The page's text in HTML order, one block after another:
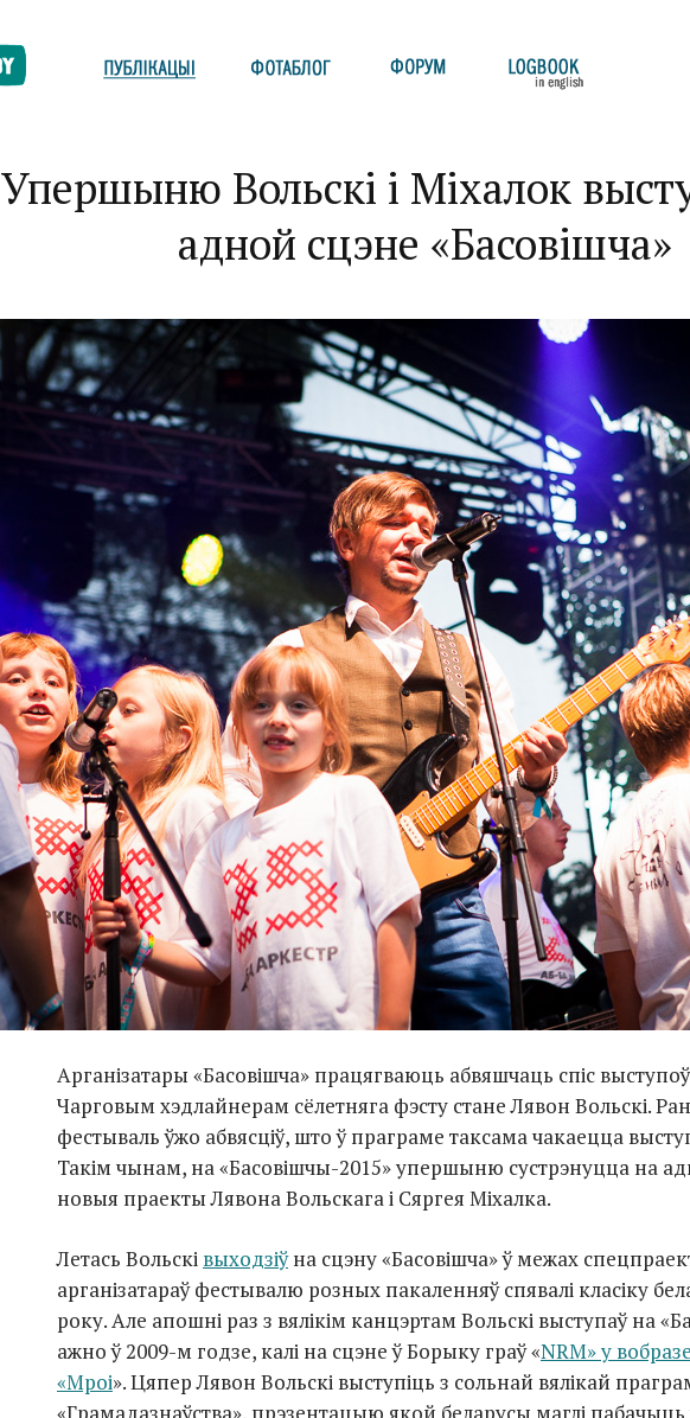
Упершыню Вольскі і Міхалок
адной сцэне «Басовішча»
Арганізатары «Басовішча» працягваюць абвяшчаць спіс
Чарговым хэдлайнерам сёлетняга фэсту стане Лявон Вольскі.
фестываль ўжо абвясціў, што ў праграме таксама чакаецца
Такім чынам, на «Басовішчы-2015» упершыню сустрэнуцца на
новыя праекты Лявона Вольскага і Сяргея Міхалка.
Летась Вольскі выходзіўна сцэну «Басовішча» ў межах
арганізатараў фестывалю розных пакаленняў спявалі класіку
року. Але апошні раз з вялікім канцэртам Вольскі выступаў на
ажно ў 2009-м годзе, калі на сцэне ў Борыку граў «NRM» у
«Мроі». Цяпер Лявон Вольскі выступіць з сольнай вялікай
«Грамадазнаўства», прэзентацыю якой беларусы маглі пабачыць